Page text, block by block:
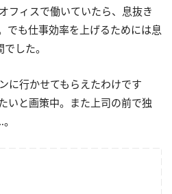
フィスで働いていたら、息抜き
でも仕事効率を上げるためには息
した。
に行かせてもらえたわけです
いと画策中。また上司の前で独